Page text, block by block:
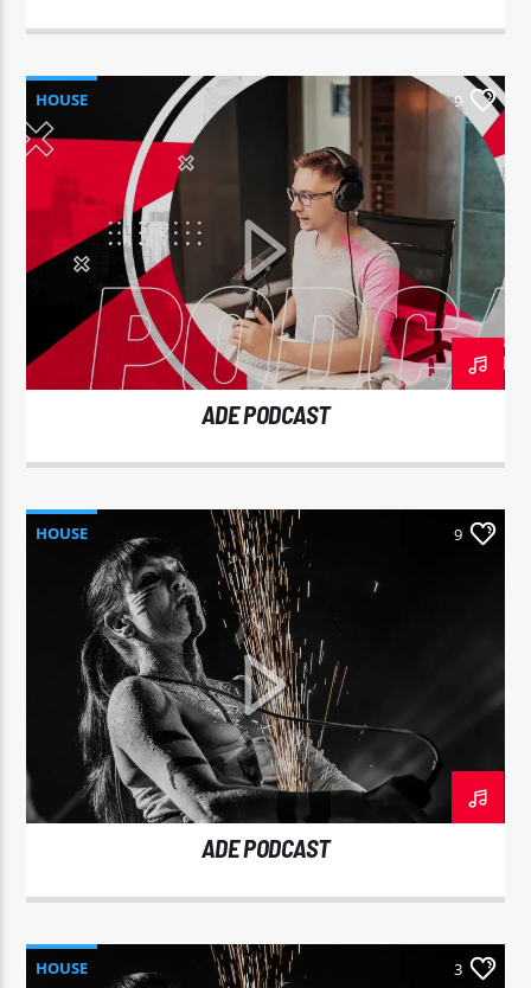
HOUSE 9
ADE PODCAST
HOUSE 9
ADE PODCAST
HOUSE 3